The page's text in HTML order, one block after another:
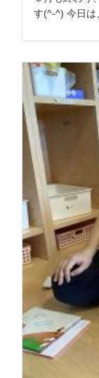
す(^-^) 今日は